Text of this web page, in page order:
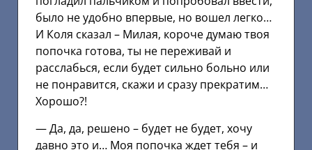
было не удобно впервые, но вошел легко…
И Коля сказал – Милая, короче думаю твоя
попочка готова, ты не переживай и
расслабься, если будет сильно больно или
не понравится, скажи и сразу прекратим…
Хорошо?!
— Да, да, решено – будет не будет, хочу
давно это и… Моя попочка ждет тебя – и